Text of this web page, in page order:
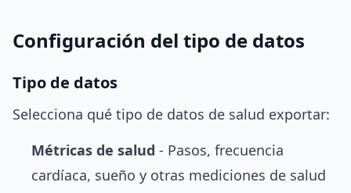
Configuración del tipo de datos
Tipo de datos
Selecciona qué tipo de datos de salud exportar:
Métricas de salud - Pasos, frecuencia
cardíaca, sueño y otras mediciones de salud